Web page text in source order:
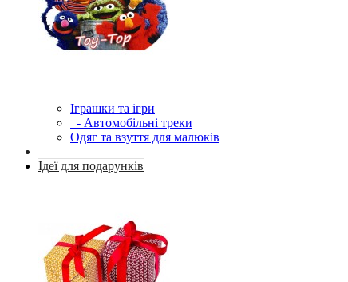
Іграшки та ігри
- Автомобільні треки
Одяг та взуття для малюків
Ідеї для подарунків